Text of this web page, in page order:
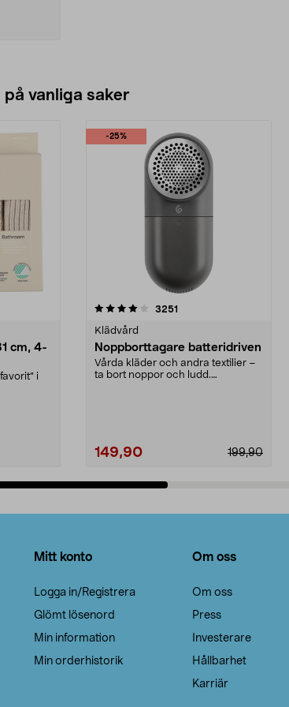
vanliga saker
cm, 4-
i
-25%
3251
Klädvård
Noppborttagare batteridriven
Vårda kläder och andra textilier –
ta bort noppor och ludd.
199,90
149,90
4.5av 5 stjärnor
Mitt konto
Logga in/Registrera
Glömt lösenord
Min information
Min orderhistorik
Om oss
Om oss
Press
Investerare
Hållbarhet
Karriär